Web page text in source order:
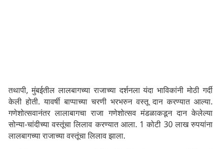
तथापी, मुंबईतील लालबागच्या राजाच्या दर्शनला यंदा भाविकांनी मोठी गर्दी
केली होती. यावर्षी बाप्पाच्या चरणी भरभरुन वस्तू दान करण्यात आल्या.
गणेशोत्सवानंतर लालाबागचा राजा गणेशोत्सव मंडळाकडून दान केलेल्या
सोन्या-चांदीच्या वस्तूंचा लिलाव करण्यात आला. 1 कोटी 30 लाख रुपयांना
लालबागच्या राजाच्या वस्तूंचा लिलाव झाला.